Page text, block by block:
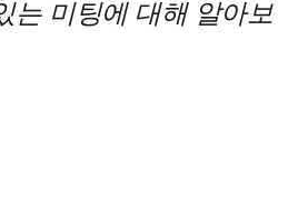
는 미팅에 대해 알아보